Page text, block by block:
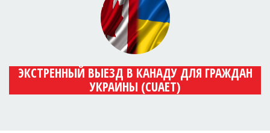
ЭКСТРЕННЫЙ ВЫЕЗД В КАНАДУ ДЛЯ ГРАЖДАН
УКРАИНЫ (CUAET)